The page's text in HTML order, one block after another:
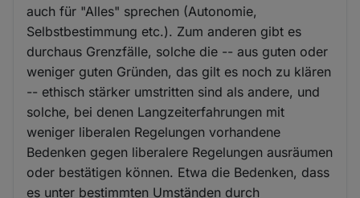
auch für "Alles" sprechen (Autonomie,
Selbstbestimmung etc.). Zum anderen gibt es
durchaus Grenzfälle, solche die -- aus guten oder
weniger guten Gründen, das gilt es noch zu klären
-- ethisch stärker umstritten sind als andere, und
solche, bei denen Langzeiterfahrungen mit
weniger liberalen Regelungen vorhandene
Bedenken gegen liberalere Regelungen ausräumen
oder bestätigen können. Etwa die Bedenken, dass
es unter bestimmten Umständen durch